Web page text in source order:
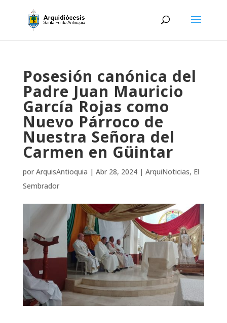
Posesión canónica del
Padre Juan Mauricio
García Rojas como
Nuevo Párroco de
Nuestra Señora del
Carmen en Güintar
por ArquisAntioquia | Abr 28, 2024| ArquiNoticias, El
Sembrador